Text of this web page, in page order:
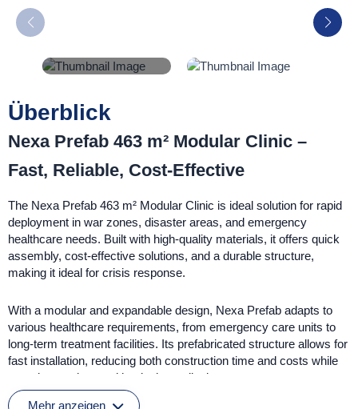
Überblick
Nexa Prefab 463 m² Modular Clinic –
Fast, Reliable, Cost-Effective
The Nexa Prefab 463 m² Modular Clinic is ideal solution for rapid
deployment in war zones, disaster areas, and emergency
healthcare needs. Built with high-quality materials, it offers quick
assembly, cost-effective solutions, and a durable structure,
making it ideal for crisis response.
With a modular and expandable design, Nexa Prefab adapts to
various healthcare requirements, from emergency care units to
long-term treatment facilities. Its prefabricated structure allows for
fast installation, reducing both construction time and costs while
ensuring modern and hygienic medical spaces.
Mehr anzeigen